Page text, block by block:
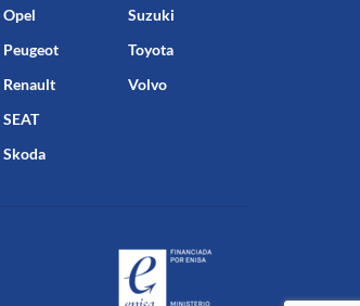
Opel
Peugeot
Renault
SEAT
Skoda
Suzuki
Toyota
Volvo